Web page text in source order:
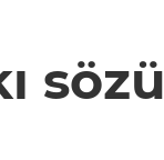
sözü